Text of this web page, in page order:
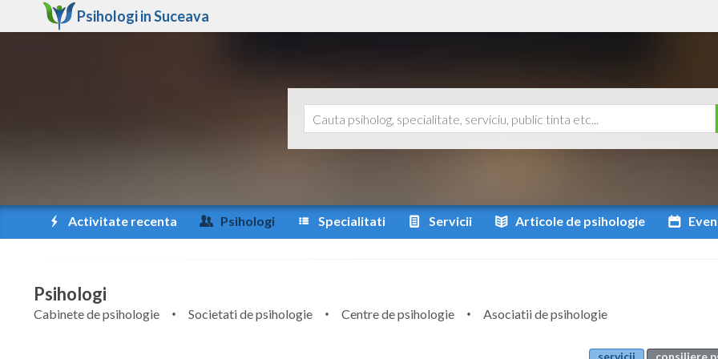
Psihologi inSuceava
Activitate recenta Psihologi Specialitati Servicii Articole de psihologie
Psihologi
Cabinete de psihologie Societati de psihologie Centre de psihologie
Asociatii de psihologie
servicii consiliere